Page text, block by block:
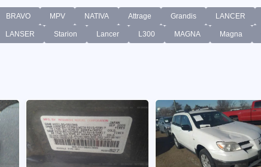
BRAVO MPV NATIVA Attrage Grandis LANCER
LANSER Starion Lancer L300 MAGNA Magna